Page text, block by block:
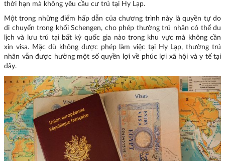
thời hạn mà không yêu cầu cư trú tại Hy Lạp.
Một trong những điểm hấp dẫn của chương trình này là quyền tự do
di chuyển trong khối Schengen, cho phép thường trú nhân có thể du
lịch và lưu trú tại bất kỳ quốc gia nào trong khu vực mà không cần
xin visa. Mặc dù không được phép làm việc tại Hy Lạp, thường trú
nhân vẫn được hưởng một số quyền lợi về phúc lợi xã hội và y tế tại
đây.